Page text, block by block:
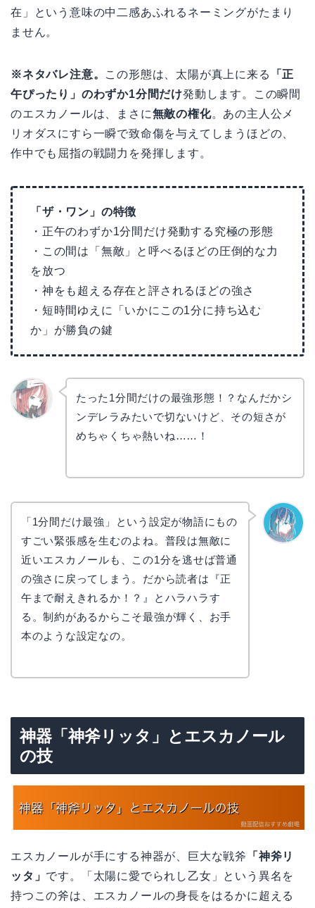
在」という意味の中二感あふれるネーミングがたまり
ません。
※ネタバレ注意。 この形態は、太陽が真上に来る
「正
午ぴったり」のわずか1分間だけ発動します。この瞬間
のエスカノールは、まさに無敵の権化。あの主人公メ
リオダスにすら一瞬で致命傷を与えてしまうほどの、
作中でも屈指の戦闘力を発揮します。
「ザ・ワン」の特徴
・正午のわずか1分間だけ発動する究極の形態
・この間は「無敵」と呼べるほどの圧倒的な力
を放つ
・神をも超える存在と評されるほどの強さ
・短時間ゆえに「いかにこの1分に持ち込む
か」が勝負の鍵
たった1分間だけの最強形態！？なんだかシ
ンデレラみたいで切ないけど、その短さが
めちゃくちゃ熱いね……！
「1分間だけ最強」という設定が物語にもの
すごい緊張感を生むのよね。普段は無敵に
近いエスカノールも、この1分を逃せば普通
の強さに戻ってしまう。だから読者は『正
午まで耐えきれるか！？』とハラハラす
る。制約があるからこそ最強が輝く、お手
本のような設定なの。
神器「神斧リッタ」とエスカノール
の技
エスカノールが手にする神器が、巨大な戦斧
「神斧リ
ッタ」 です。「太陽に愛でられし乙女」という異名を
持つこの斧は、エスカノールの身長をはるかに超える